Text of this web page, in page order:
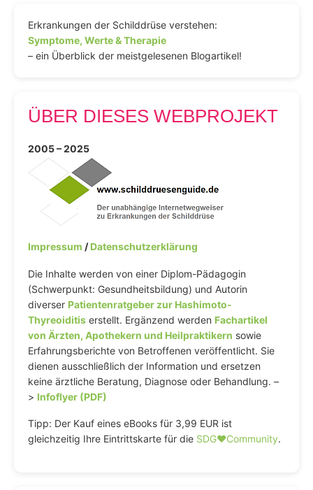
Erkrankungen der Schilddrüse verstehen:
Symptome, Werte & Therapie
– ein Überblick der meistgelesenen Blogartikel!
ÜBER DIESES WEBPROJEKT
2005 – 2025
Impressum /Datenschutzerklärung
Die Inhalte werden von einer Diplom-Pädagogin
(Schwerpunkt: Gesundheitsbildung) und Autorin
diverser Patientenratgeber zur Hashimoto-
Thyreoiditis erstellt. Ergänzend werden Fachartikel
von Ärzten, Apothekern und Heilpraktikern sowie
Erfahrungsberichte von Betroffenen veröffentlicht. Sie
dienen ausschließlich der Information und ersetzen
keine ärztliche Beratung, Diagnose oder Behandlung. –
> Infoflyer (PDF)
Tipp: Der Kauf eines eBooks für 3,99 EUR ist
gleichzeitig Ihre Eintrittskarte für die SDG♥️Community.